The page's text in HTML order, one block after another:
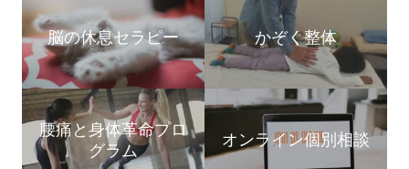
脳の休息セラピー かぞく整体
腰痛と身体革命プロ
グラム
オンライン個別相談